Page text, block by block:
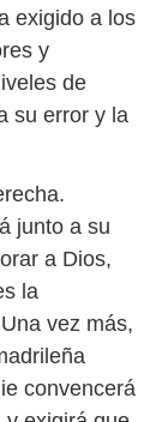
exigido a los
y
de
su error y la
junto a su
a Dios,
la
vez más,
convencerá